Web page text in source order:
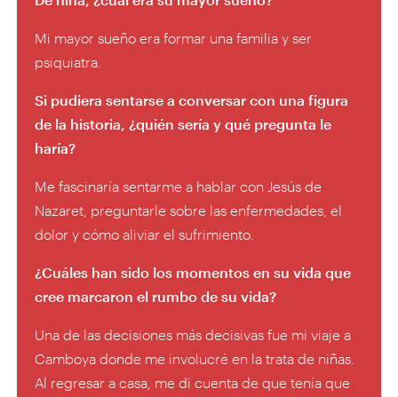
Mi mayor sueño era formar una familia y ser
psiquiatra.
Si pudiera sentarse a conversar con una figura
de la historia, ¿quién sería y qué pregunta le
haría?
Me fascinaría sentarme a hablar con Jesús de
Nazaret, preguntarle sobre las enfermedades, el
dolor y cómo aliviar el sufrimiento.
¿Cuáles han sido los momentos en su vida que
cree marcaron el rumbo de su vida?
Una de las decisiones más decisivas fue mi viaje a
Camboya donde me involucré en la trata de niñas.
Al regresar a casa, me di cuenta de que tenía que